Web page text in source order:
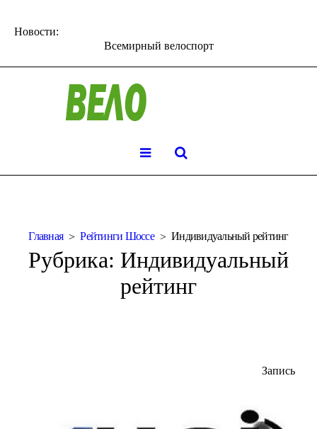
Новости:
Всемирный велоспорт
Главная Рейтинги Шоссе Индивидуальный рейтинг
Рубрика: Индивидуальный
рейтинг
Запись